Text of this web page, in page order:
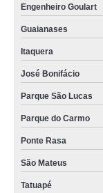
Engenheiro Goulart
Guaianases
Itaquera
José Bonifácio
Parque São Lucas
Parque do Carmo
Ponte Rasa
São Mateus
Tatuapé